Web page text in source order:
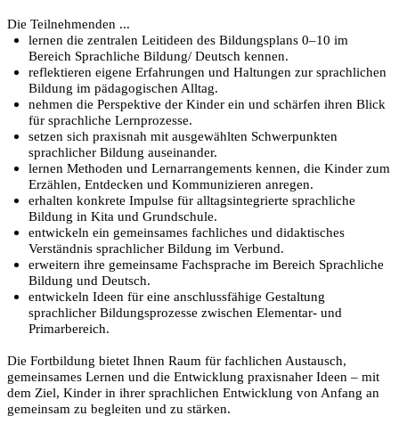
Die Teilnehmenden ...
lernen die zentralen Leitideen des Bildungsplans 0–10 im
Bereich Sprachliche Bildung/ Deutsch kennen.
reflektieren eigene Erfahrungen und Haltungen zur sprachlichen
Bildung im pädagogischen Alltag.
nehmen die Perspektive der Kinder ein und schärfen ihren Blick
für sprachliche Lernprozesse.
setzen sich praxisnah mit ausgewählten Schwerpunkten
sprachlicher Bildung auseinander.
lernen Methoden und Lernarrangements kennen, die Kinder zum
Erzählen, Entdecken und Kommunizieren anregen.
erhalten konkrete Impulse für alltagsintegrierte sprachliche
Bildung in Kita und Grundschule.
entwickeln ein gemeinsames fachliches und didaktisches
Verständnis sprachlicher Bildung im Verbund.
erweitern ihre gemeinsame Fachsprache im Bereich Sprachliche
Bildung und Deutsch.
entwickeln Ideen für eine anschlussfähige Gestaltung
sprachlicher Bildungsprozesse zwischen Elementar- und
Primarbereich.
Die Fortbildung bietet Ihnen Raum für fachlichen Austausch,
gemeinsames Lernen und die Entwicklung praxisnaher Ideen – mit
dem Ziel, Kinder in ihrer sprachlichen Entwicklung von Anfang an
gemeinsam zu begleiten und zu stärken.